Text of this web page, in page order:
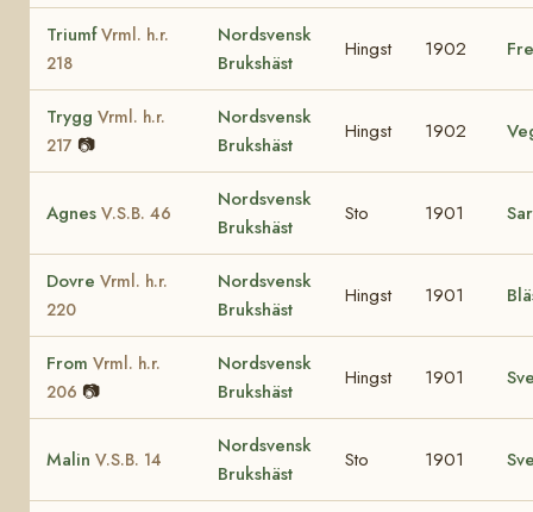
TriumfVrml. h.r.
218
Nordsvensk
Brukshäst
Hingst 1902
Trygg Vrml. h.r.
217 📷
Nordsvensk
Brukshäst
Hingst 1902
Agnes V.S.B. 46
Nordsvensk
Brukshäst
Sto 1901
Dovre Vrml. h.r.
220
Nordsvensk
Brukshäst
Hingst 1901
From Vrml. h.r.
206 📷
Nordsvensk
Brukshäst
Hingst 1901
Malin V.S.B. 14
Nordsvensk
Brukshäst
Sto 1901